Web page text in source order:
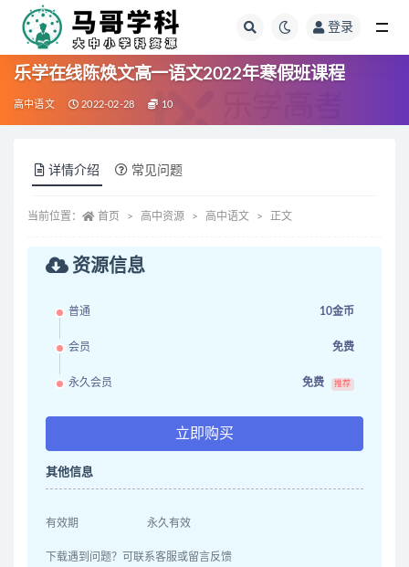
登录
乐学在线陈焕文高一语文2022年寒假班课程
高中语文 2022-02-28 10
详情介绍 常见问题
当前位置： 首页 高中资源 高中语文 正文
资源信息
普通 10金币
会员 免费
永久会员 免费 推荐
立即购买
其他信息
有效期 永久有效
下载遇到问题？可联系客服或留言反馈
全部